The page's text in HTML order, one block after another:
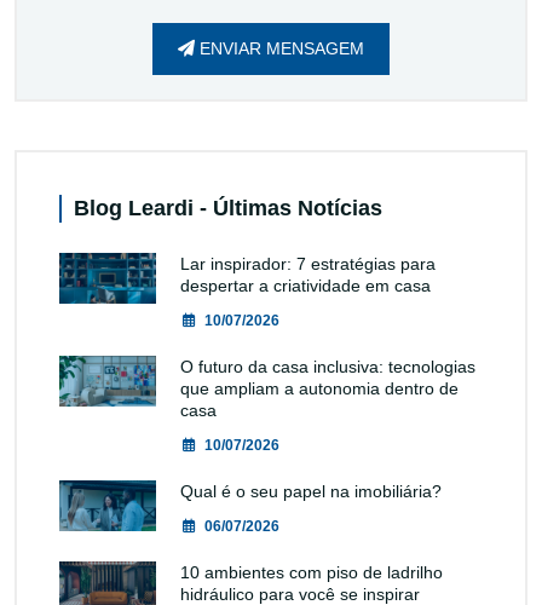
ENVIAR MENSAGEM
Blog Leardi - Últimas Notícias
Lar inspirador: 7 estratégias para
despertar a criatividade em casa
10/07/2026
O futuro da casa inclusiva: tecnologias
que ampliam a autonomia dentro de
casa
10/07/2026
Qual é o seu papel na imobiliária?
06/07/2026
10 ambientes com piso de ladrilho
hidráulico para você se inspirar